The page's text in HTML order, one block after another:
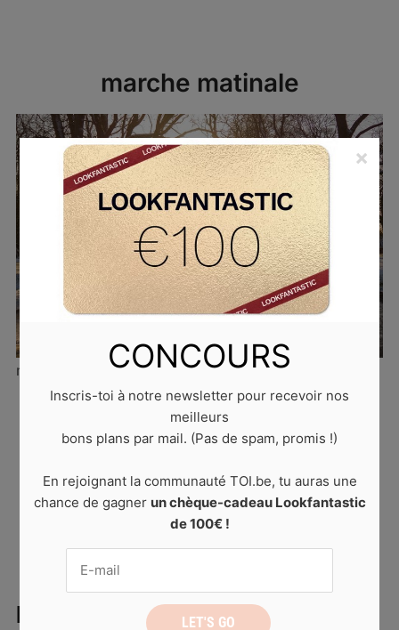
marche matinale
marche matinale
Published4 juillet 2022at800 × 533inCombattre la
but you canpost a comment .
← PREVIOUS
LAISSER UN COMMENTAIRE
CONCOURS
Inscris-toi à notre newsletter pour recevoir nos
meilleurs
bons plans par mail. (Pas de spam, promis !)
En rejoignant la communauté TOI.be, tu auras une
chance de gagner un chèque-cadeau Lookfantastic
de 100€ !
×